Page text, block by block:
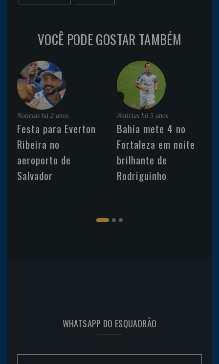
VOCÊ PODE GOSTAR TAMBÉM
Noticias há 2 anos
Festa para Everton
Ribeira no
aeroporto de
Salvador
Noticias há 5 anos
Bahia mete 4 no
Fortaleza em noite
brilhante de
Rodriguinho
WHATSAPP DO ESQUADRÃO